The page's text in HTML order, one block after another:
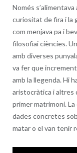
Només
curiositat de fira i la
com menjava pa i
filosofiai ciències.
amb diverses
va fer que
amb la llegenda. Hi
aristocràtica i altres
primer matrimoni.
dades concretes
matar o el van tenir